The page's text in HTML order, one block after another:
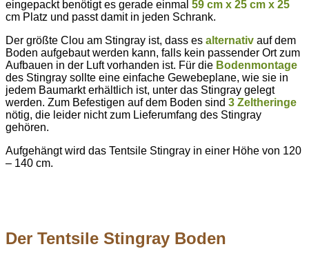
eingepackt benötigt es gerade einmal 59 cm x 25 cm x 25
cm Platz und passt damit in jeden Schrank.
Der größte Clou am Stingray ist, dass es alternativ auf dem
Boden aufgebaut werden kann, falls kein passender Ort zum
Aufbauen in der Luft vorhanden ist. Für die Bodenmontage
des Stingray sollte eine einfache Gewebeplane, wie sie in
jedem Baumarkt erhältlich ist, unter das Stingray gelegt
werden. Zum Befestigen auf dem Boden sind 3 Zeltheringe
nötig, die leider nicht zum Lieferumfang des Stingray
gehören.
Aufgehängt wird das Tentsile Stingray in einer Höhe von 120
– 140 cm.
Der Tentsile Stingray Boden